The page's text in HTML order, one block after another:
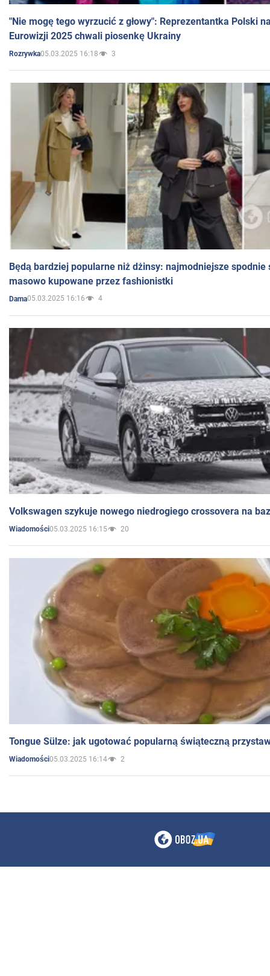
"Nie mogę tego wyrzucić z głowy": Reprezentantka Polski
Eurowizji 2025 chwali piosenkę Ukrainy
Rozrywka05.03.2025 16:18 3
Będą bardziej popularne niż dżinsy: najmodniejsze spodnie
masowo kupowane przez fashionistki
Dama05.03.2025 16:16 4
Volkswagen szykuje nowego niedrogiego crossovera na
Wiadomości05.03.2025 16:15 20
Tongue Sülze: jak ugotować popularną świąteczną
Wiadomości05.03.2025 16:14 2